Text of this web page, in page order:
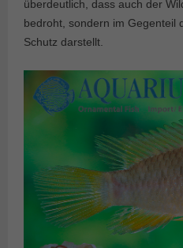
überdeutlich, dass auch der
bedroht, sondern im Gegenteil
Schutz darstellt.